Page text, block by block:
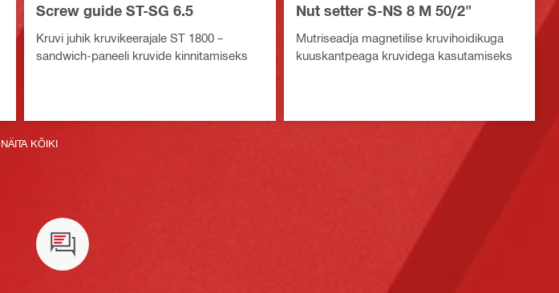
Screw guide ST-SG 6.5
Kruvi juhik kruvikeerajale ST 1800 –
sandwich-paneeli kruvide kinnitamiseks
Nut setter S-NS 8 M 50/2"
Mutriseadja magnetilise kruvihoidikuga
kuuskantpeaga kruvidega kasutamiseks
NÄITA KÕIKI